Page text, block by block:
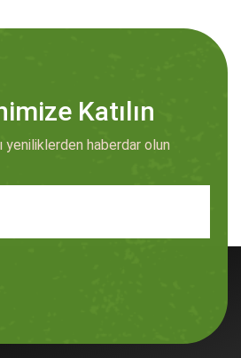
Katılın
yeniliklerden haberdar olun